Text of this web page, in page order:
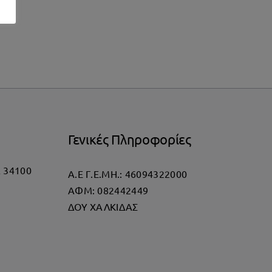
34100
Γενικές Πληροφορίες
Α.Ε Γ.Ε.ΜΗ.: 46094322000
AΦΜ: 082442449
ΔΟΥ ΧΑΛΚΙΔΑΣ